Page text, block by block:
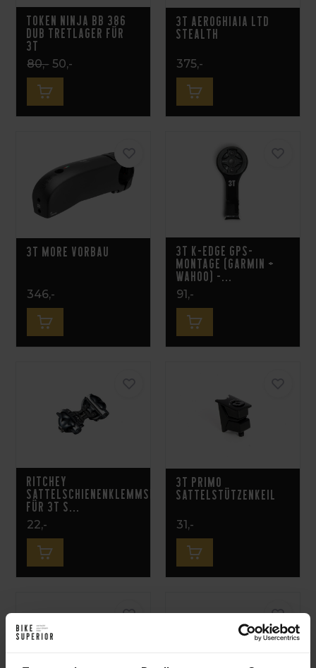
Token Ninja BB 386
DUB Tretlager für
3T
80,- 50,-
3T Aeroghiaia LTD
Stealth
375,-
3T MORE Vorbau
346,-
3T K-EDGE GPS-
Montage (Garmin +
Wahoo) -...
91,-
RITCHEY
SATTELSCHIENENKLEMMSET
FÜR 3T S...
22,-
3T Primo
Sattelstützenkeil
31,-